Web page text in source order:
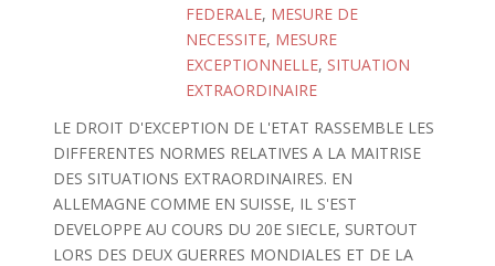
FEDERALE, MESURE DE
NECESSITE, MESURE
EXCEPTIONNELLE, SITUATION
EXTRAORDINAIRE
LE DROIT D'EXCEPTION DE L'ETAT RASSEMBLE LES
DIFFERENTES NORMES RELATIVES A LA MAITRISE
DES SITUATIONS EXTRAORDINAIRES. EN
ALLEMAGNE COMME EN SUISSE, IL S'EST
DEVELOPPE AU COURS DU 20E SIECLE, SURTOUT
LORS DES DEUX GUERRES MONDIALES ET DE LA